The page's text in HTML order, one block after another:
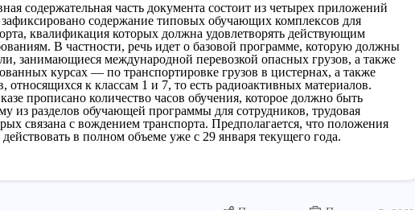
содержательная часть документа состоит из четырех приложений
содержание типовых обучающих комплексов для
квалификация которых должна удовлетворять действующим
В частности, речь идет о базовой программе, которую должны
занимающиеся международной перевозкой опасных грузов, а также
курсах — по транспортировке грузов в цистернах, а также
относящихся к классам 1 и 7, то есть радиоактивных материалов.
прописано количество часов обучения, которое должно быть
из разделов обучающей программы для сотрудников, трудовая
связана с вождением транспорта. Предполагается, что положения
в полном объеме уже с 29 января текущего года.